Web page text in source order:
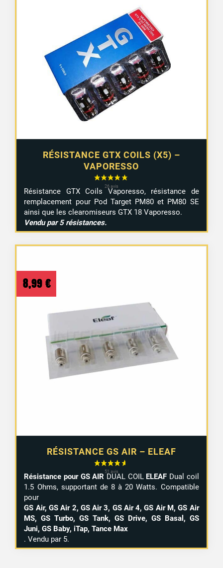
RÉSISTANCE GTX COILS (X5) –
VAPORESSO
Résistance GTX Coils Vaporesso, résistance de
remplacement pour Pod Target PM80 et PM80 SE
ainsi que les clearomiseurs GTX 18 Vaporesso.
Vendu par 5 résistances.
RÉSISTANCE GS AIR – ELEAF
8,99 €
Résistance pour GS AIR DUAL COIL ELEAF Dual coil
1.5 Ohms, supportant de 8 à 20 Watts. Compatible
pour
GS Air, GS Air 2, GS Air 3, GS Air 4, GS Air M, GS Air
MS, GS Turbo, GS Tank, GS Drive, GS Basal, GS
Juni, GS Baby, iTap, Tance Max
.Vendu par 5.